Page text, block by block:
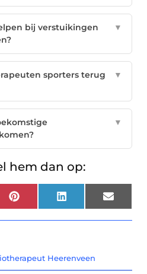
bij verstuikingen
▼
sporters terug
▼
▼
hem dan op:
Pinterest LinkedIn Email
Heerenveen